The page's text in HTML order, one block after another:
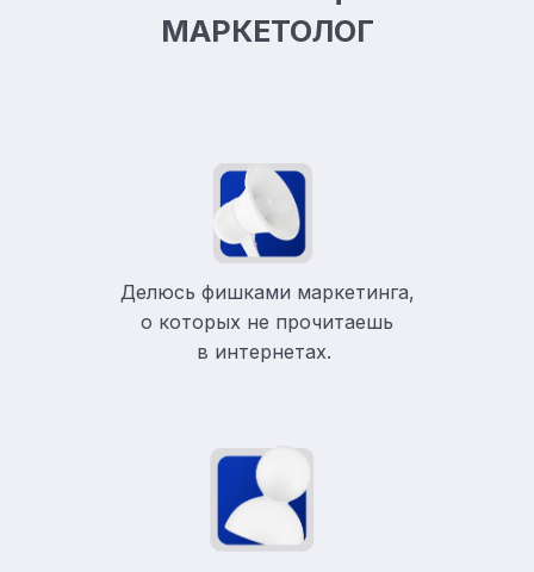
МАРКЕТОЛОГ
Делюсь фишками маркетинга,
о которых не прочитаешь
в интернетах.